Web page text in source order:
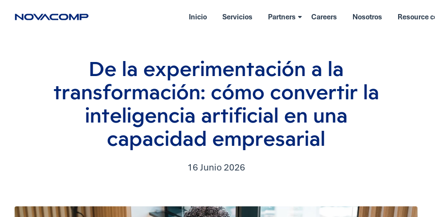
Inicio Servicios Partners Careers Nosotros Resource
De la experimentación a la
transformación: cómo convertir la
inteligencia artificial en una
capacidad empresarial
16 Junio 2026